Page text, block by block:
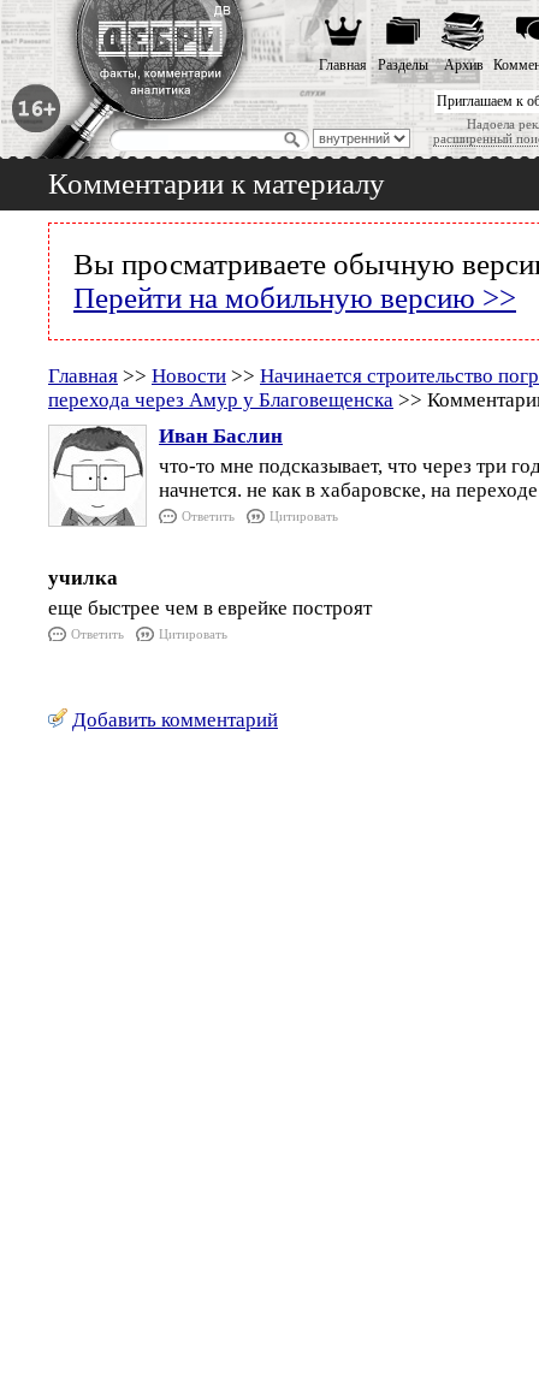
Приглашаем к
Надоела
расширенный
Главная Разделы Архив
Комментарии к материалу
Вы просматриваете обычную
Перейти на мобильную версию >>
Главная >> Новости >> Начинается строительство
перехода через Амур у Благовещенска >>
Иван Баслин
что-то мне подсказывает, что через три
начнется. не как в хабаровске, на
Ответить Цитировать
училка
еще быстрее чем в еврейке построят
Ответить Цитировать
Добавить комментарий